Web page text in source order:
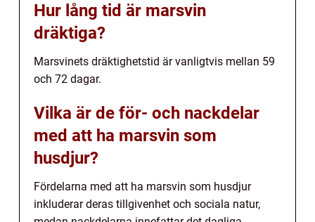
Hur lång tid är marsvin
dräktiga?
Marsvinets dräktighetstid är vanligtvis mellan 59
och 72 dagar.
Vilka är de för- och nackdelar
med att ha marsvin som
husdjur?
Fördelarna med att ha marsvin som husdjur
inkluderar deras tillgivenhet och sociala natur,